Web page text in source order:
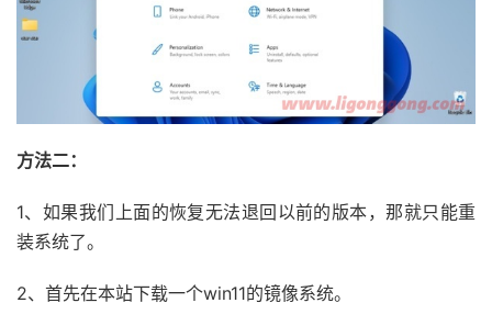
方法二：
1、如果我们上面的恢复无法退回以前的版本，那就只能重
装系统了。
2、首先在本站下载一个win11的镜像系统。